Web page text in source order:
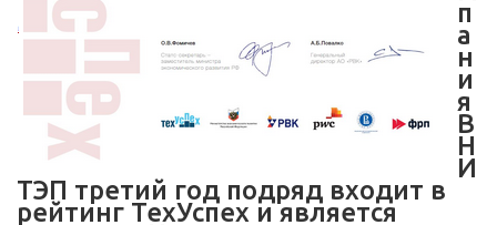
п
а
н
и
я
В
Н
И
ТЭП третий год подряд входит в
рейтинг ТехУспех и является